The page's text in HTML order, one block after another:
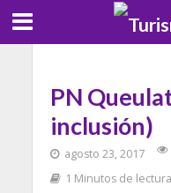
PN
inclusión)
agosto 23, 2017
1 Minutos de lectura